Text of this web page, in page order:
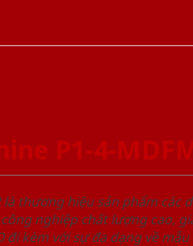
P1-4-
là thương hiệu sản phẩm
nghiệp chất lượng cao,
kèm với sự đa dạng về